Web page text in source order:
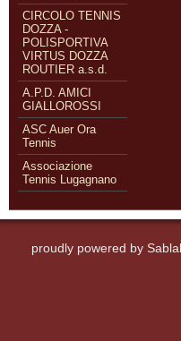
CIRCOLO TENNIS
DOZZA -
POLISPORTIVA
VIRTUS DOZZA
ROUTIER a.s.d.
A.P.D. AMICI
GIALLOROSSI
ASC Auer Ora
Tennis
Associazione
Tennis Lugagnano
proudly powered by